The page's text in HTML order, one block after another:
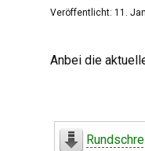
Veröffentlicht: 11.
Anbei die